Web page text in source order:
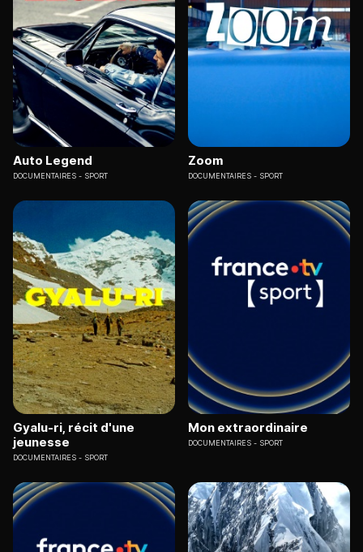
Auto Legend
DOCUMENTAIRES SPORT
Zoom
DOCUMENTAIRES SPORT
Gyalu-ri, récit d'une
jeunesse
DOCUMENTAIRES SPORT
Mon extraordinaire
DOCUMENTAIRES SPORT